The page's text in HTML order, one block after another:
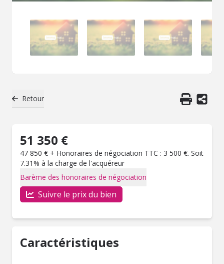
Retour
51 350 €
47 850 € + Honoraires de négociation TTC : 3 500 €. Soit
7.31% à la charge de l'acquéreur
Barème des honoraires de négociation
Suivre le prix du bien
Caractéristiques